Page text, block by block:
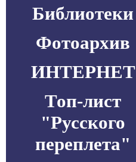
Библиотеки
Фотоархив
ИНТЕРНЕТ
Топ-лист
"Русского
переплета"